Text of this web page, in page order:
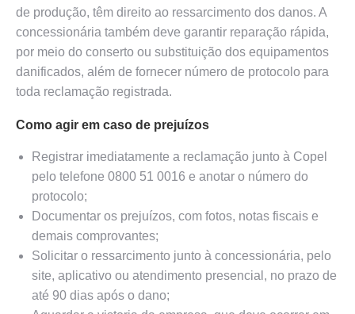
de produção, têm direito ao ressarcimento dos danos. A
concessionária também deve garantir reparação rápida,
por meio do conserto ou substituição dos equipamentos
danificados, além de fornecer número de protocolo para
toda reclamação registrada.
Como agir em caso de prejuízos
Registrar imediatamente a reclamação junto à Copel
pelo telefone 0800 51 0016 e anotar o número do
protocolo;
Documentar os prejuízos, com fotos, notas fiscais e
demais comprovantes;
Solicitar o ressarcimento junto à concessionária, pelo
site, aplicativo ou atendimento presencial, no prazo de
até 90 dias após o dano;